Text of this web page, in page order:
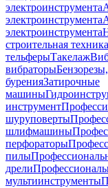
электроинструмента
электроинструмента
электроинструмента
строительная техника
тельферыТакелаж
вибраторы
буренияЗатирочные
машины
инструмент
шуруповерты
шлифмашины
перфораторы
пилы
дрели
мультиинструменты